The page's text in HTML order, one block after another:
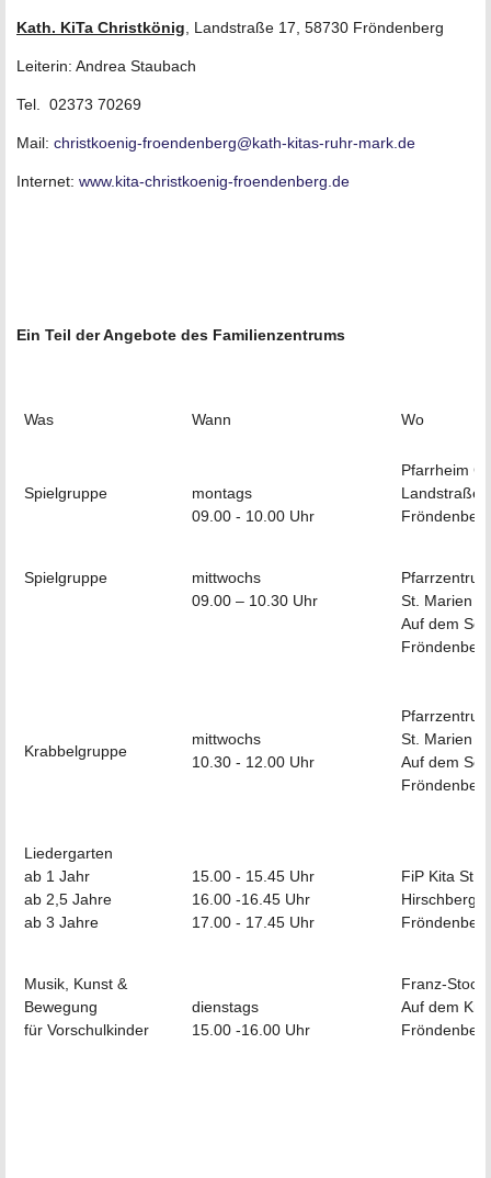
Kath. KiTa Christkönig , Landstraße 17, 58730 Fröndenberg
Leiterin: Andrea Staubach
Tel. 02373 70269
Mail: christkoenig-froendenberg@kath-kitas-ruhr-mark.de
Internet: www.kita-christkoenig-froendenberg.de
Ein Teil der Angebote des Familienzentrums
Was Wann Wo
Spielgruppe
montags
09.00 - 10.00 Uhr
Pfarrheim
Landstraße
Spielgruppe
mittwochs
09.00 – 10.30 Uhr
Pfarrzentrum
St. Marien
Auf dem
Fröndenberg
Krabbelgruppe
mittwochs
10.30 - 12.00 Uhr
Pfarrzentrum
St. Marien
Auf dem
Fröndenberg
Liedergarten
ab 1 Jahr
ab 2,5 Jahre
ab 3 Jahre
15.00 - 15.45 Uhr
16.00 -16.45 Uhr
17.00 - 17.45 Uhr
FiP Kita St.
Hirschberg
Fröndenberg
Musik, Kunst &
Bewegung
für Vorschulkinder
dienstags
15.00 -16.00 Uhr
Franz-
Auf dem